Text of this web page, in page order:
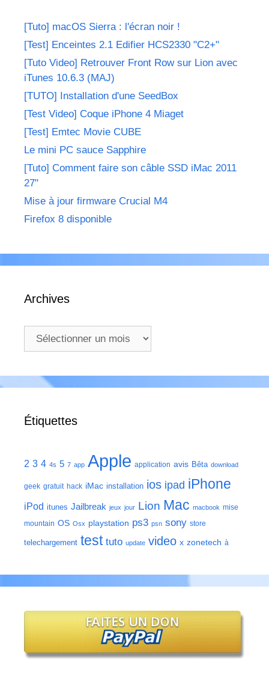
[Tuto] macOS Sierra : l'écran noir !
[Test] Enceintes 2.1 Edifier HCS2330 "C2+"
[Tuto Video] Retrouver Front Row sur Lion avec
iTunes 10.6.3 (MAJ)
[TUTO] Installation d'une SeedBox
[Test Video] Coque iPhone 4 Miaget
[Test] Emtec Movie CUBE
Le mini PC sauce Sapphire
[Tuto] Comment faire son câble SSD iMac 2011
27"
Mise à jour firmware Crucial M4
Firefox 8 disponible
Archives
Archives
Étiquettes
2 3 4 4s 5 7 app Apple application avis Bêta download
geek gratuit hack iMac installation ios ipad iPhone
iPod itunes Jailbreak jeux jour Lion Mac macbook mise
mountain OS Osx playstation ps3 psn sony store
telechargement test tuto update video x zonetech à